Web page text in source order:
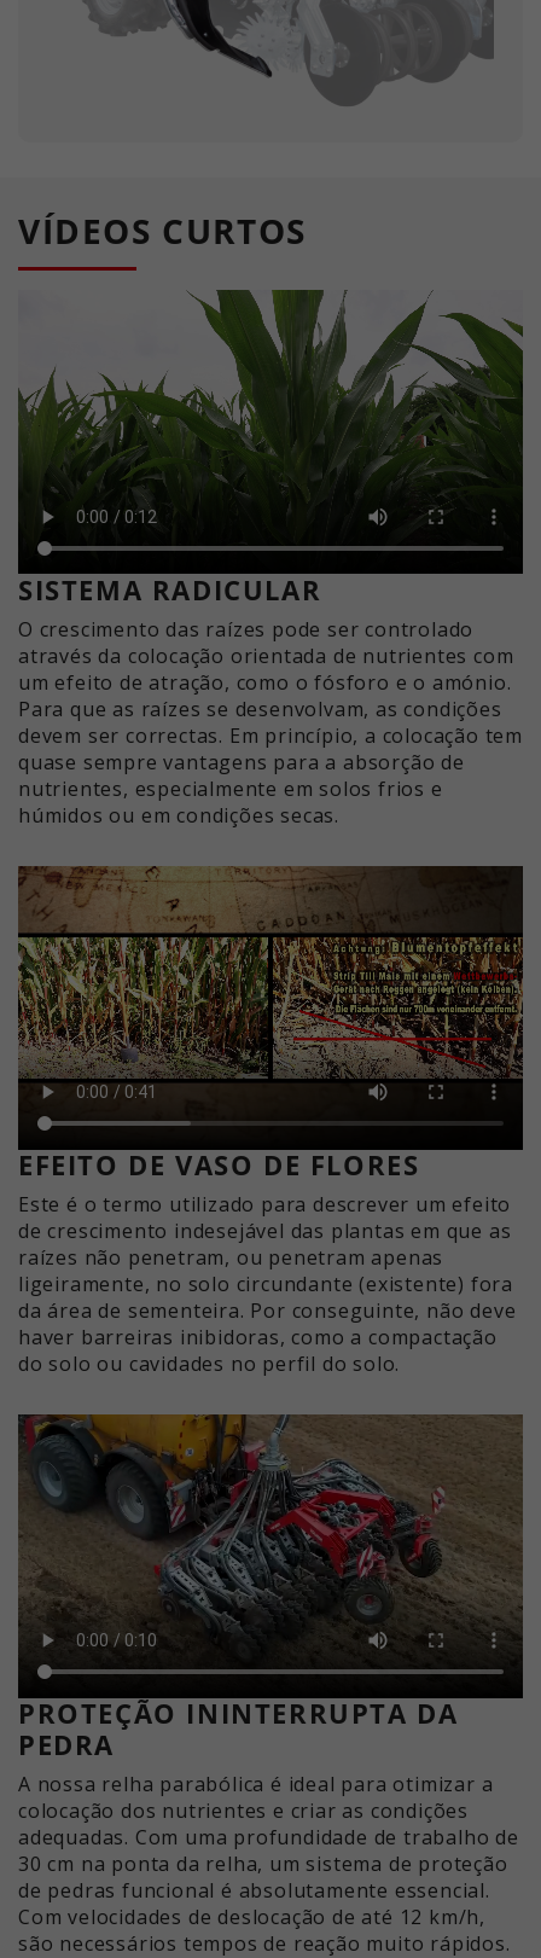
VÍDEOS CURTOS
SISTEMA RADICULAR
O crescimento das raízes pode ser controlado
através da colocação orientada de nutrientes com
um efeito de atração, como o fósforo e o amónio.
Para que as raízes se desenvolvam, as condições
devem ser correctas. Em princípio, a colocação tem
quase sempre vantagens para a absorção de
nutrientes, especialmente em solos frios e
húmidos ou em condições secas.
EFEITO DE VASO DE FLORES
Este é o termo utilizado para descrever um efeito
de crescimento indesejável das plantas em que as
raízes não penetram, ou penetram apenas
ligeiramente, no solo circundante (existente) fora
da área de sementeira. Por conseguinte, não deve
haver barreiras inibidoras, como a compactação
do solo ou cavidades no perfil do solo.
PROTEÇÃO ININTERRUPTA DA
PEDRA
A nossa relha parabólica é ideal para otimizar a
colocação dos nutrientes e criar as condições
adequadas. Com uma profundidade de trabalho de
30 cm na ponta da relha, um sistema de proteção
de pedras funcional é absolutamente essencial.
Com velocidades de deslocação de até 12 km/h,
são necessários tempos de reação muito rápidos.